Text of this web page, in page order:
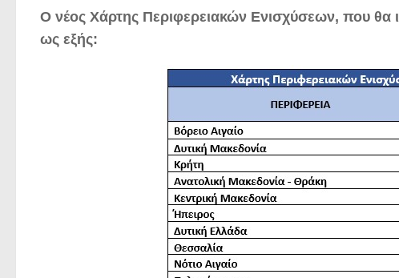
Ο νέος Χάρτης Περιφερειακών Ενισχύσεων, που θα
ως εξής: